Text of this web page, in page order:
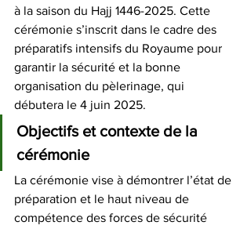
à la saison du Hajj 1446-2025. Cette
cérémonie s’inscrit dans le cadre des
préparatifs intensifs du Royaume pour
garantir la sécurité et la bonne
organisation du pèlerinage, qui
débutera le 4 juin 2025.
Objectifs et contexte de la
cérémonie
La cérémonie vise à démontrer l’état de
préparation et le haut niveau de
compétence des forces de sécurité